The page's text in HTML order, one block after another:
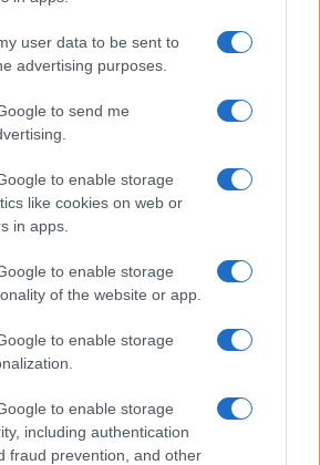
user data to be sent to
advertising purposes.
to send me
to enable storage
like cookies on web or
in apps.
to enable storage
of the website or app.
to enable storage
to enable storage
including authentication
fraud prevention, and other
Na Prevaljah se je huje
poškodoval voznik e-skiroja
v
Motorist v Radljah ob Dravi trčil